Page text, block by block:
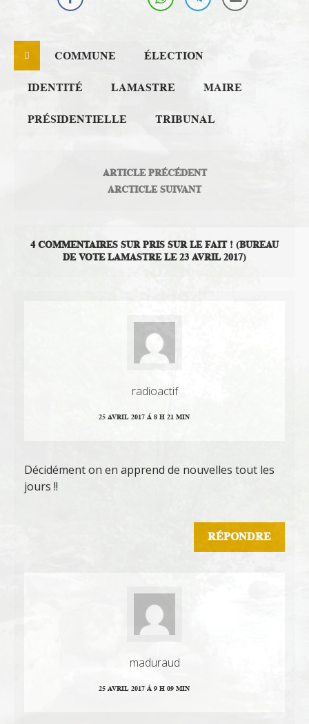
COMMUNE ÉLECTION
IDENTITÉ LAMASTRE MAIRE
PRÉSIDENTIELLE TRIBUNAL
ARTICLE PRÉCÉDENT
ARCTICLE SUIVANT
4 COMMENTAIRES SUR PRIS SUR LE FAIT ! (BUREAU
DE VOTE LAMASTRE LE 23 AVRIL 2017)
radioactif
25 AVRIL 2017 Á 8 H 21 MIN
Décidément on en apprend de nouvelles tout les
jours !!
RÉPONDRE
maduraud
25 AVRIL 2017 Á 9 H 09 MIN